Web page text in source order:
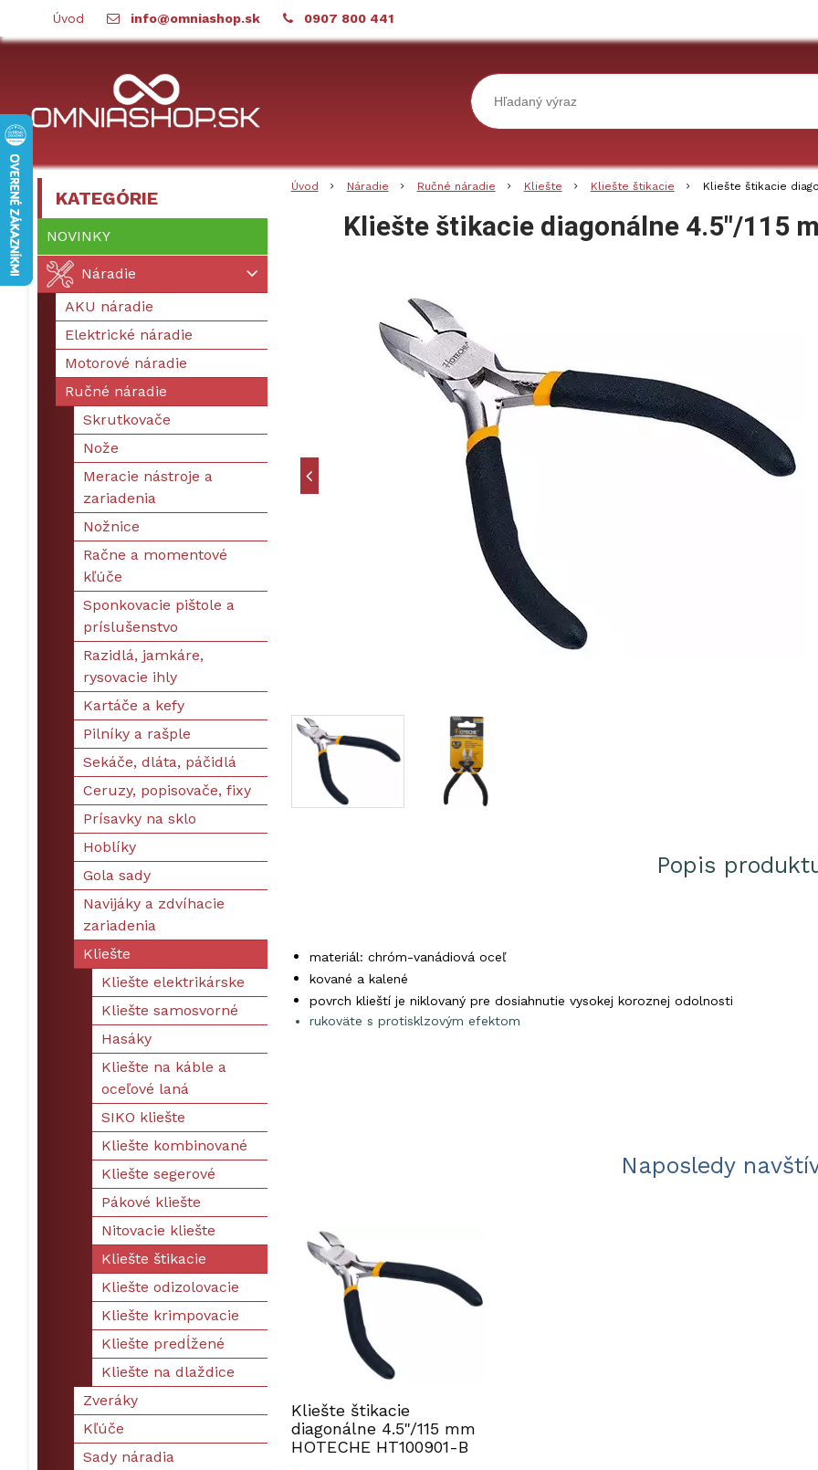
Úvod info@omniashop.sk 0907 800 441
Úvod Náradie Ručné náradie Kliešte Kliešte štikacie Kliešte štikacie
Kliešte štikacie diagonálne 4.5"/115
Popis
materiál: chróm-vanádiová oceľ
kované a kalené
povrch klieští je niklovaný pre dosiahnutie vysokej koroznej odolnosti
rukoväte s protisklzovým efektom
Naposledy
Kliešte štikacie
diagonálne 4.5"/115 mm
HOTECHE HT100901-B
KATEGÓRIE
NOVINKY
Náradie
AKU náradie
Elektrické náradie
Motorové náradie
Ručné náradie
Skrutkovače
Nože
Meracie nástroje a
zariadenia
Nožnice
Račne a momentové
kľúče
Sponkovacie pištole a
príslušenstvo
Razidlá, jamkáre,
rysovacie ihly
Kartáče a kefy
Pilníky a rašple
Sekáče, dláta, páčidlá
Ceruzy, popisovače, fixy
Prísavky na sklo
Hoblíky
Gola sady
Navijáky a zdvíhacie
zariadenia
Kliešte
Kliešte elektrikárske
Kliešte samosvorné
Hasáky
Kliešte na káble a
oceľové laná
SIKO kliešte
Kliešte kombinované
Kliešte segerové
Pákové kliešte
Nitovacie kliešte
Kliešte štikacie
Kliešte odizolovacie
Kliešte krimpovacie
Kliešte predĺžené
Kliešte na dlaždice
Zveráky
Kľúče
Sady náradia